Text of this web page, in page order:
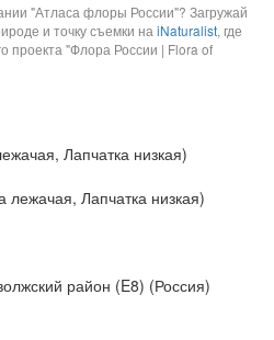
"Атласа флоры России"? Загружай
и точку съемки на iNaturalist, где
проекта "Флора России | Flora of
Лапчатка низкая)
лежачая, Лапчатка низкая)
район (E8) (Россия)